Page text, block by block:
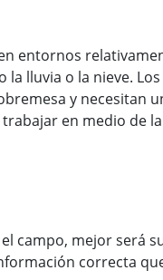
entornos
lluvia o la nieve.
y necesitan
en medio de
campo, mejor será
correcta